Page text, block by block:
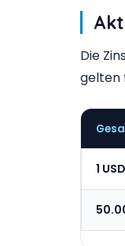
Die
gelten
1